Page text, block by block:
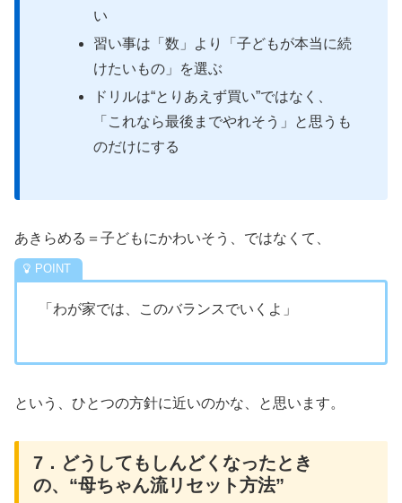
い
習い事は「数」より「子どもが本当に続
けたいもの」を選ぶ
ドリルは“とりあえず買い”ではなく、
「これなら最後までやれそう」と思うも
のだけにする
あきらめる＝子どもにかわいそう、ではなくて、
「わが家では、このバランスでいくよ」
という、ひとつの方針に近いのかな、と思います。
7．どうしてもしんどくなったとき
の、“母ちゃん流リセット方法”